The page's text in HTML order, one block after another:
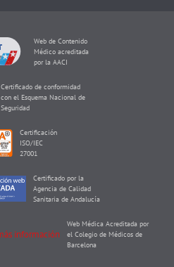
Web de Contenido
Médico acreditada
por la AACI
Certificado de conformidad
con el Esquema Nacional de
Seguridad
Certificación
ISO/IEC
27001
Certificado por la
Agencia de Calidad
Sanitaria de Andalucía
Web Médica Acreditada por
el Colegio de Médicos de
Barcelona